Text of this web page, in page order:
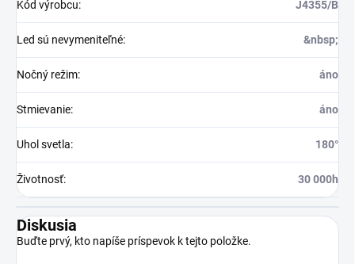
Kód výrobcu: J4355/B
Led sú nevymeniteľné: &nbsp;
Nočný režim: áno
Stmievanie: áno
Uhol svetla: 180°
Životnosť: 30 000h
Diskusia
Buďte prvý, kto napíše príspevok k tejto položke.